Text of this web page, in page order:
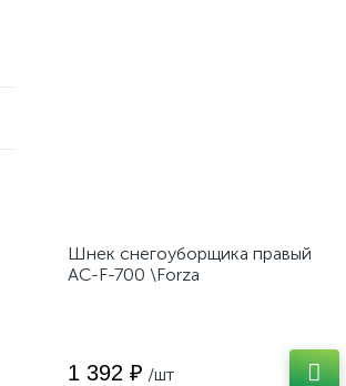
Шнек снегоуборщика правый
AC-F-700 \Forza
1 392 ₽ /шт